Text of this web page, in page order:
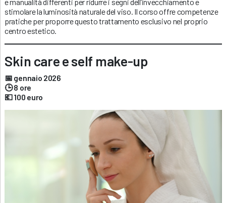
stimolare la luminosità naturale del viso. Il corso offre competenze
pratiche per proporre questo trattamento esclusivo nel proprio
centro estetico.
Skin care e self make-up
📅 gennaio 2026
🕒 8 ore
💶 100 euro